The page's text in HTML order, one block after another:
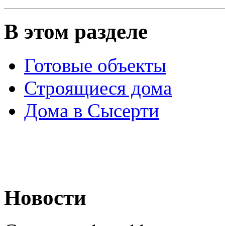
В этом разделе
Готовые объекты
Строящиеся дома
Дома в Сысерти
Новости